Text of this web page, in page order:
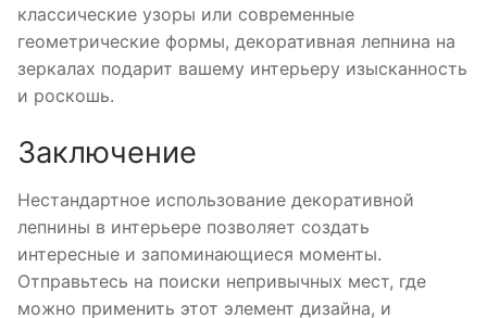
классические узоры или современные
геометрические формы, декоративная лепнина на
зеркалах подарит вашему интерьеру изысканность
и роскошь.
Заключение
Нестандартное использование декоративной
лепнины в интерьере позволяет создать
интересные и запоминающиеся моменты.
Отправьтесь на поиски непривычных мест, где
можно применить этот элемент дизайна, и